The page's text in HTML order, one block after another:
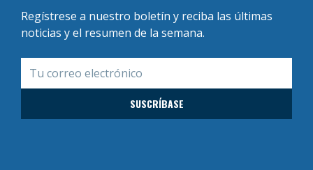
Regístrese a nuestro boletín y reciba las últimas
noticias y el resumen de la semana.